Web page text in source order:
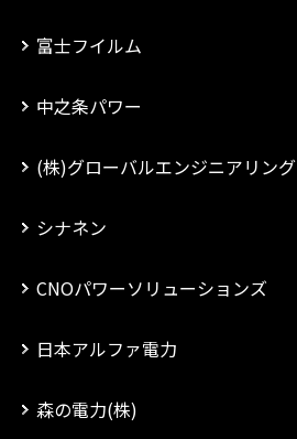
富士フイルム
中之条パワー
(株)グローバルエンジニアリング
シナネン
CNOパワーソリューションズ
日本アルファ電力
森の電力(株)